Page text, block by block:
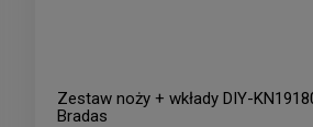
Zestaw noży + wkłady DIY-
Bradas